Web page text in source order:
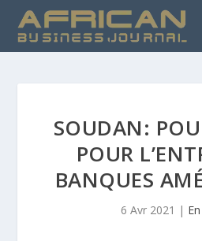
SOUDAN:
POUR
BANQUES
6 Avr 2021 |